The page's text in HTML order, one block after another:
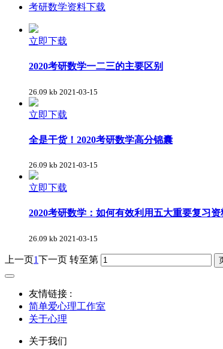
考研数学资料下载
立即下载
2020考研数学一二三的主要区别
26.09 kb 2021-03-15
立即下载
全是干货！2020考研数学高分锦囊
26.09 kb 2021-03-15
立即下载
2020考研数学：如何有效利用五大重要复习资
26.09 kb 2021-03-15
上一页1下一页 转至第
友情链接 :
简单爱心理工作室
关于心理
关于我们